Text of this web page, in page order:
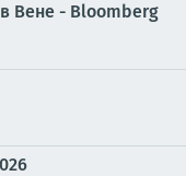
Вене - Bloomberg